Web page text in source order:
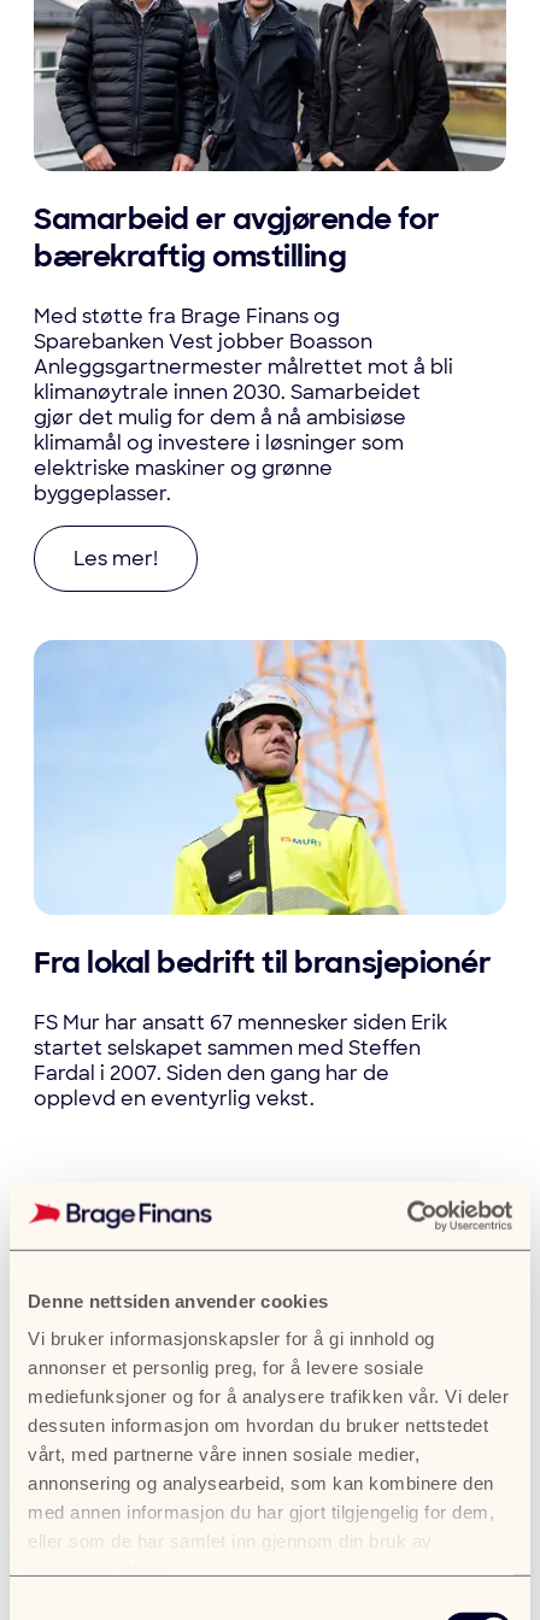
Denne nettsiden anvender cookies
Vi bruker informasjonskapsler for å gi innhold og
annonser et personlig preg, for å levere sosiale
mediefunksjoner og for å analysere trafikken vår. Vi deler
dessuten informasjon om hvordan du bruker nettstedet
vårt, med partnerne våre innen sosiale medier,
annonsering og analysearbeid, som kan kombinere den
med annen informasjon du har gjort tilgjengelig for dem,
eller som de har samlet inn gjennom din bruk av
Samarbeid er avgjørende for
bærekraftig omstilling
Med støtte fra Brage Finans og
Sparebanken Vest jobber Boasson
Anleggsgartnermester målrettet mot å bli
klimanøytrale innen 2030. Samarbeidet
gjør det mulig for dem å nå ambisiøse
klimamål og investere i løsninger som
elektriske maskiner og grønne
byggeplasser.
Les mer om Samarbeid er avgjørende for
Les mer!
Fra lokal bedrift til bransjepionér
FS Mur har ansatt 67 mennesker siden Erik
startet selskapet sammen med Steffen
Fardal i 2007. Siden den gang har de
opplevd en eventyrlig vekst.
Les mer om Fra lokal bedrift til bransjepionér
Les mer!